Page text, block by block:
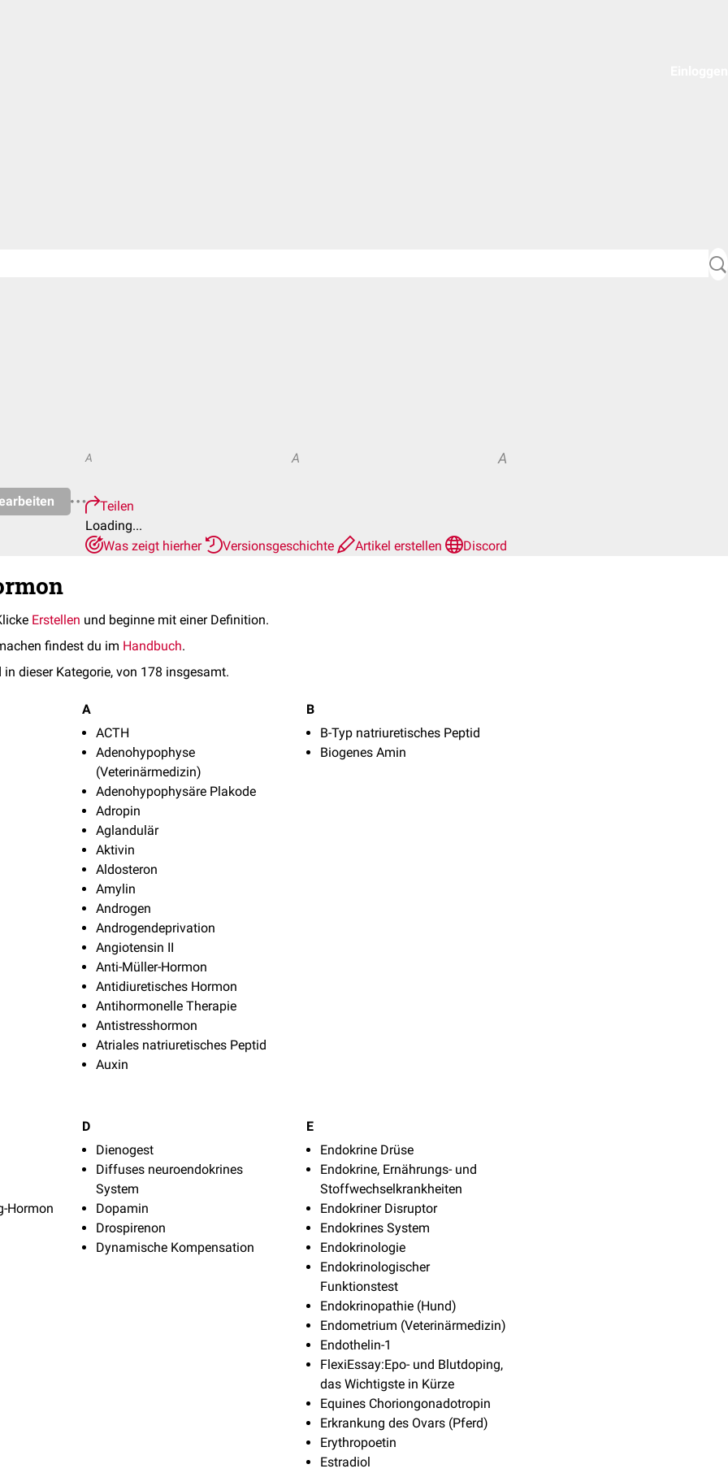
A A A
Teilen
Loading...
Was zeigt hierher
Versionsgeschichte Artikel erstellen Discord
Erstellen und beginne mit einer Definition.
findest du im Handbuch.
dieser Kategorie, von 178 insgesamt.
A
ACTH
Adenohypophyse
(Veterinärmedizin)
Adenohypophysäre Plakode
Adropin
Aglandulär
Aktivin
Aldosteron
Amylin
Androgen
Androgendeprivation
Angiotensin II
Anti-Müller-Hormon
Antidiuretisches Hormon
Antihormonelle Therapie
Antistresshormon
Atriales natriuretisches Peptid
Auxin
B
B-Typ natriuretisches Peptid
Biogenes Amin
Hormon
D
Dienogest
Diffuses neuroendokrines
System
Dopamin
Drospirenon
Dynamische Kompensation
E
Endokrine Drüse
Endokrine, Ernährungs- und
Stoffwechselkrankheiten
Endokriner Disruptor
Endokrines System
Endokrinologie
Endokrinologischer
Funktionstest
Endokrinopathie (Hund)
Endometrium (Veterinärmedizin)
Endothelin-1
FlexiEssay:Epo- und Blutdoping,
das Wichtigste in Kürze
Equines Choriongonadotropin
Erkrankung des Ovars (Pferd)
Erythropoetin
Estradiol